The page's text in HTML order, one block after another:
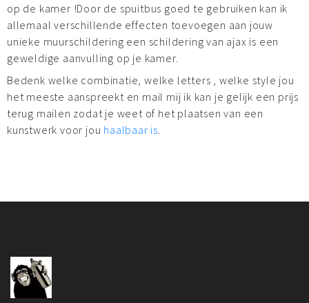
op de kamer !Door de spuitbus goed te gebruiken kan ik
allemaal verschillende effecten toevoegen aan jouw
unieke muurschildering een schildering van ajax is een
geweldige aanvulling op je kamer.
Bedenk welke combinatie, welke letters , welke style jou
het meeste aanspreekt en mail mij ik kan je gelijk een prijs
terug mailen zodat je weet of het plaatsen van een
kunstwerk voor jou haalbaar is